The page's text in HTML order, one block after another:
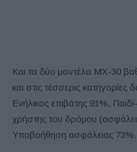
Και τα δύο μοντέλα MX-30
και στις τέσσερις κατηγορίες
Ενήλικος επιβάτης 91%,
χρήστης του δρόμου
Υποβοήθηση ασφάλειας 73%.